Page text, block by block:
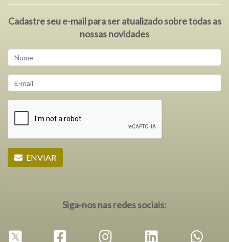
Cadastre seu e-mail para ser atualizado sobre todas as
nossas novidades
ENVIAR
Siga-nos nas redes sociais: